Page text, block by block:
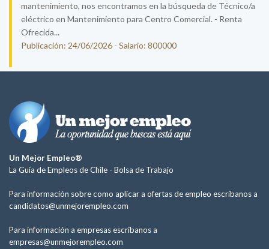
mantenimiento, nos encontramos en la búsqueda de Técnico/a
eléctrico en Mantenimiento para Centro Comercial. - Renta
Ofrecida...
Publicación: 24/06/2026 - Salario: 800000
Un Mejor Empleo®
La Guía de Empleos de Chile - Bolsa de Trabajo
Para información sobre como aplicar a ofertas de empleo escríbanos a
candidatos@unmejorempleo.com
Para información a empresas escríbanos a
empresas@unmejorempleo.com